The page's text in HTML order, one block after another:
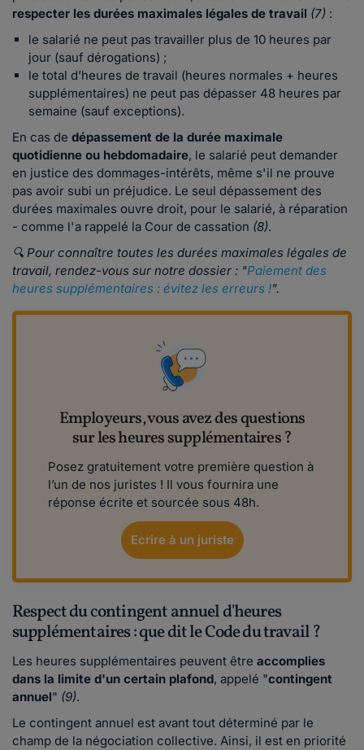
respecter les durées maximales légales de travail (7) :
le salarié ne peut pas travailler plus de 10 heures par
jour (sauf dérogations) ;
le total d’heures de travail (heures normales + heures
supplémentaires) ne peut pas dépasser 48 heures par
semaine (sauf exceptions).
En cas de dépassement de la durée maximale
quotidienne ou hebdomadaire, le salarié peut demander
en justice des dommages-intérêts, même s'il ne prouve
pas avoir subi un préjudice. Le seul dépassement des
durées maximales ouvre droit, pour le salarié, à réparation
- comme l'a rappelé la Cour de cassation (8).
🔍 Pour connaître toutes les durées maximales légales de
travail, rendez-vous sur notre dossier : "Paiement des
heures supplémentaires : évitez les erreurs !".
Employeurs, vous avez des questions
sur les heures supplémentaires ?
Posez gratuitement votre première question à
l’un de nos juristes ! Il vous fournira une
réponse écrite et sourcée sous 48h.
Ecrire à un juriste
Respect du contingent annuel d'heures
supplémentaires : que dit le Code du travail ?
Les heures supplémentaires peuvent être accomplies
dans la limite d'un certain plafond, appelé "contingent
annuel" (9).
Le contingent annuel est avant tout déterminé par le
champ de la négociation collective. Ainsi, il est en priorité